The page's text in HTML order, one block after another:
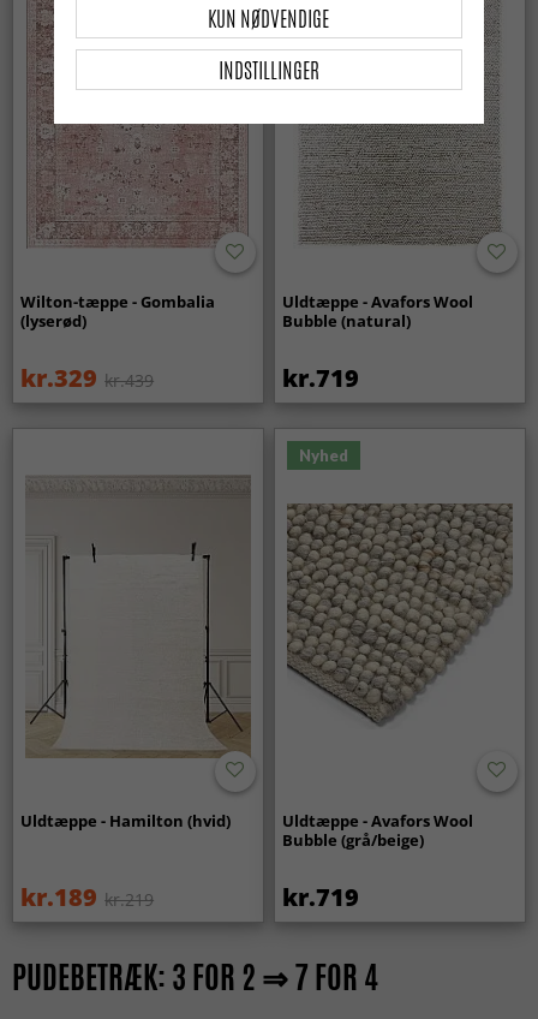
Wilton-tæppe - Gombalia
(lyserød)
kr.329 kr.439
Uldtæppe - Avafors Wool
Bubble (natural)
kr.719
Uldtæppe - Hamilton (hvid)
kr.189 kr.219
Nyhed
Uldtæppe - Avafors Wool
Bubble (grå/beige)
kr.719
PUDEBETRÆK: 3 FOR 2 ⇒ 7 FOR 4
INDSTILLINGER
KUN NØDVENDIGE